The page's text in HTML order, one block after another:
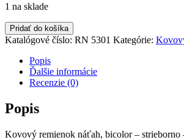
1 na sklade
Pridať do košíka
Katalógové číslo: RN 5301 Kategórie:
Popis
Ďalšie informácie
Recenzie (0)
Popis
Kovový remienok náťah, bicolor – strieborno